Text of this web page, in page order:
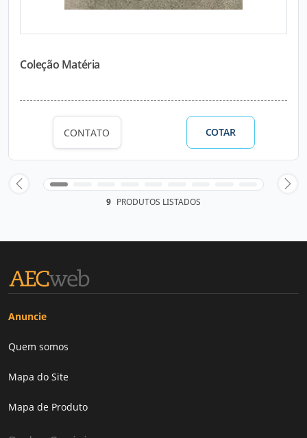
Coleção Matéria
CONTATO COTAR
9 PRODUTOS LISTADOS
Anuncie
Quem somos
Mapa do Site
Mapa de Produto